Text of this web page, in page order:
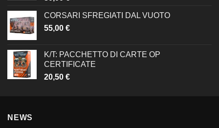
CORSARI SFREGIATI DAL VUOTO
55,00 €
K/T: PACCHETTO DI CARTE OP
CERTIFICATE
20,50 €
NEWS